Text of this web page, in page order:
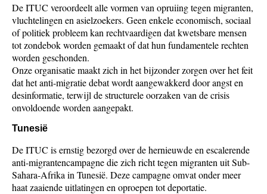
De ITUC veroordeelt alle vormen van opruiing tegen migranten,
vluchtelingen en asielzoekers. Geen enkele economisch, sociaal
of politiek probleem kan rechtvaardigen dat kwetsbare mensen
tot zondebok worden gemaakt of dat hun fundamentele rechten
worden geschonden.
Onze organisatie maakt zich in het bijzonder zorgen over het feit
dat het anti-migratie debat wordt aangewakkerd door angst en
desinformatie, terwijl de structurele oorzaken van de crisis
onvoldoende worden aangepakt.
Tunesië
De ITUC is ernstig bezorgd over de hernieuwde en escalerende
anti-migrantencampagne die zich richt tegen migranten uit Sub-
Sahara-Afrika in Tunesië. Deze campagne omvat onder meer
haat zaaiende uitlatingen en oproepen tot deportatie.